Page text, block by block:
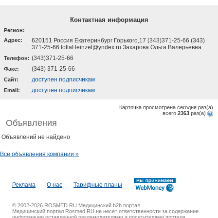
Контактная информация
Регион:
Адрес:
620151 Россия Екатеринбург Горького,17 (343)371-25-66 (343)
371-25-66 lottaHeinzel@yndex.ru Захарова Ольга Валерьевна
Телефон: (343)371-25-66
Факс: (343) 371-25-66
Cайт: доступен подписчикам
Email: доступен подписчикам
Карточка просмотрена сегодня раз(a)
всего 2363 раз(a)
Объявления
Объявлений не найдено
Все объявления компании »
Реклама О нас Тарифные планы
© 2002-2026 ROSMED.RU Медицинский b2b портал
Медицинский портал Rosmed.RU не несет ответственности за содержание